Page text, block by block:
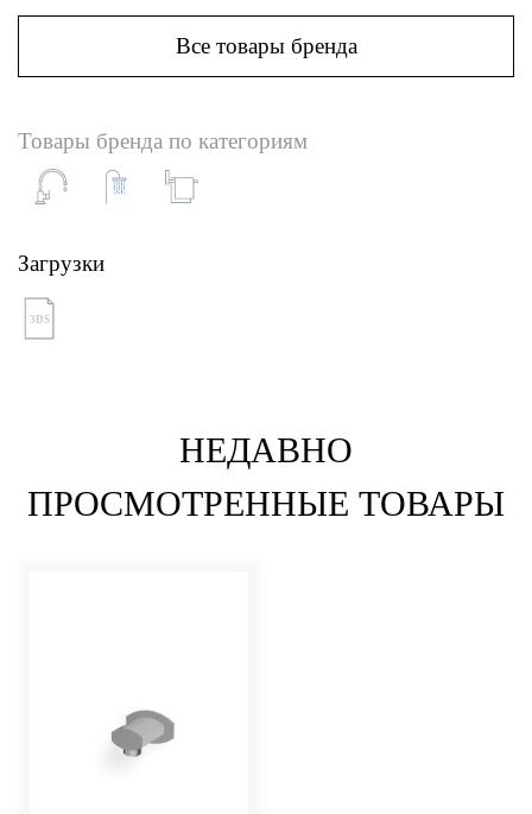
Все товары бренда
Товары бренда по категориям
Загрузки
3DS
НЕДАВНО
ПРОСМОТРЕННЫЕ ТОВАРЫ